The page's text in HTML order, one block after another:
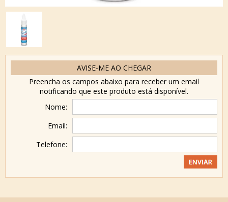
AVISE-ME AO CHEGAR
Preencha os campos abaixo para receber um email
notificando que este produto está disponível.
Nome:
Email:
Telefone: